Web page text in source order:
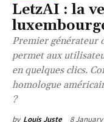
LetzAI : la
Premier générateur
permet aux
en quelques clics.
homologue
?
by Louis Juste 8 January